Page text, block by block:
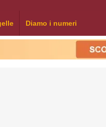
Diamo i numeri